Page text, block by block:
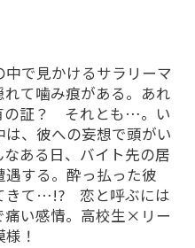
で見かけるサラリーマ
て噛み痕がある。あれ
の証？ それとも…。い
、彼への妄想で頭がい
ある日、バイト先の居
する。酔っ払った彼
きて…!? 恋と呼ぶには
痛い感情。高校生×リー
！